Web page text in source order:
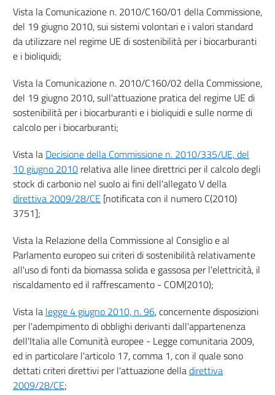
15
Titolo IV
Capo I
RETE ELETTRICA
16
18
19
Capo II
20
21
Capo III
22
Titolo V
REGIMI DI SOSTEGNO
Vista la Comunicazione n. 2010/C160/01 della Commissione,
del 19 giugno 2010, sui sistemi volontari e i valori standard
da utilizzare nel regime UE di sostenibilità per i biocarburanti
e i bioliquidi;
Vista la Comunicazione n. 2010/C160/02 della Commissione,
del 19 giugno 2010, sull'attuazione pratica del regime UE di
sostenibilità per i biocarburanti e i bioliquidi e sulle norme di
calcolo per i biocarburanti;
Vista la Decisione della Commissione n. 2010/335/UE, del
10 giugno 2010 relativa alle linee direttrici per il calcolo degli
stock di carbonio nel suolo ai fini dell'allegato V della
direttiva 2009/28/CE [notificata con il numero C(2010)
3751];
Vista la Relazione della Commissione al Consiglio e al
Parlamento europeo sui criteri di sostenibilità relativamente
all'uso di fonti da biomassa solida e gassosa per l'elettricità, il
riscaldamento ed il raffrescamento - COM(2010);
Vista la legge 4 giugno 2010, n. 96, concernente disposizioni
per l'adempimento di obblighi derivanti dall'appartenenza
dell'Italia alle Comunità europee - Legge comunitaria 2009,
ed in particolare l'articolo 17, comma 1, con il quale sono
dettati criteri direttivi per l'attuazione delladirettiva
2009/28/CE;